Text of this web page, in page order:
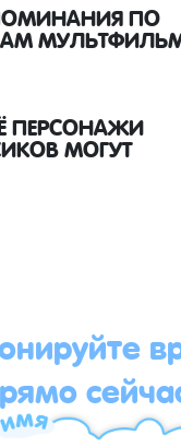
ПО
ПЕРСОНАЖИ
МОГУТ